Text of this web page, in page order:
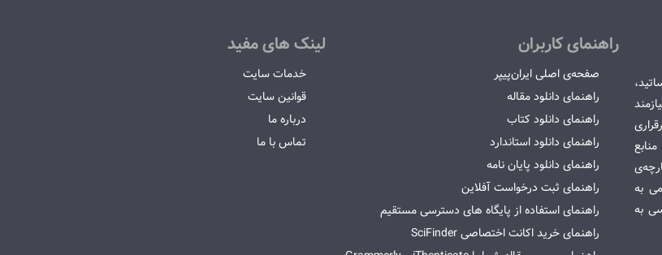
به
به
راهنمای کاربران
صفحه‌ی اصلی ایران‌پیپر
راهنمای دانلود مقاله
راهنمای دانلود کتاب
راهنمای دانلود استاندارد
راهنمای دانلود پایان نامه
راهنمای ثبت درخواست آفلاین
راهنمای استفاده از پایگاه های دسترسی مستقیم
راهنمای خرید اکانت اختصاصی SciFinder
لینک های مفید
خدمات سایت
قوانین سایت
درباره ما
تماس با ما